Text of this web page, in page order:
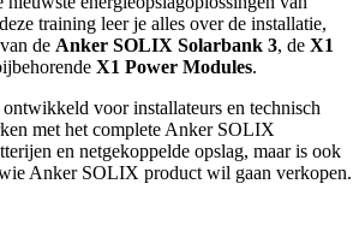
training leer je alles over de installatie,
de Anker SOLIX Solarbank 3, de X1
X1 Power Modules.
voor installateurs en technisch
met het complete Anker SOLIX
en netgekoppelde opslag, maar is ook
Anker SOLIX product wil gaan verkopen.